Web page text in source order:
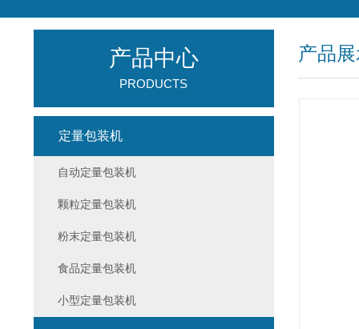
产品
产品中心
PRODUCTS
定量包装机
自动定量包装机
颗粒定量包装机
粉末定量包装机
食品定量包装机
小型定量包装机